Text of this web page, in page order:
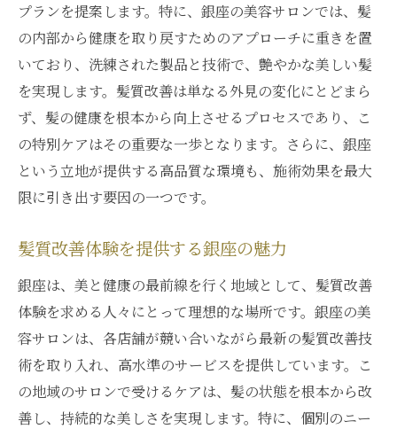
プランを提案します。特に、銀座の美容サロンでは、髪
の内部から健康を取り戻すためのアプローチに重きを置
いており、洗練された製品と技術で、艶やかな美しい髪
を実現します。髪質改善は単なる外見の変化にとどまら
ず、髪の健康を根本から向上させるプロセスであり、こ
の特別ケアはその重要な一歩となります。さらに、銀座
という立地が提供する高品質な環境も、施術効果を最大
限に引き出す要因の一つです。
髪質改善体験を提供する銀座の魅力
銀座は、美と健康の最前線を行く地域として、髪質改善
体験を求める人々にとって理想的な場所です。銀座の美
容サロンは、各店舗が競い合いながら最新の髪質改善技
術を取り入れ、高水準のサービスを提供しています。こ
の地域のサロンで受けるケアは、髪の状態を根本から改
善し、持続的な美しさを実現します。特に、個別のニー